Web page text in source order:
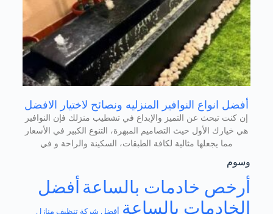
أفضل انواع النوافير المنزليه ونصائح لاختيار الافضل
إن كنت تبحث عن التميز والإبداع في تشطيب منزلك فإن النوافير
هي خيارك الأول حيث التصاميم المبهرة، التنوع الكبير في الأسعار
مما يجعلها مثالية لكافة الطبقات، السكينة والراحة و في
وسوم
أرخص خادمات بالساعة أفضل
الخادمات بالساعة أفضل شركة تنظيف منازل